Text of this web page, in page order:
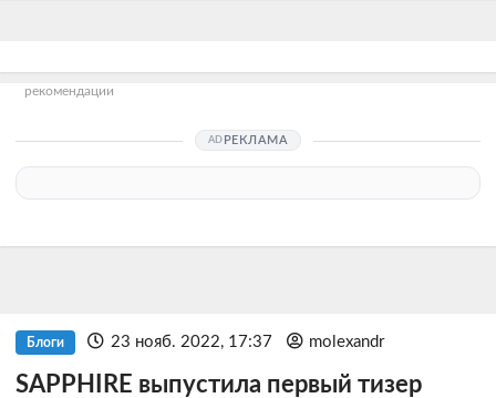
рекомендации
РЕКЛАМА
Блоги 23 нояб. 2022, 17:37 molexandr
SAPPHIRE выпустила первый тизер